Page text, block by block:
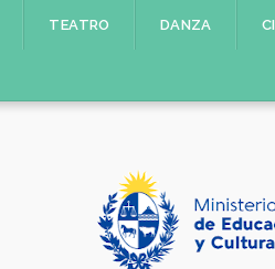
TEATRO DANZA